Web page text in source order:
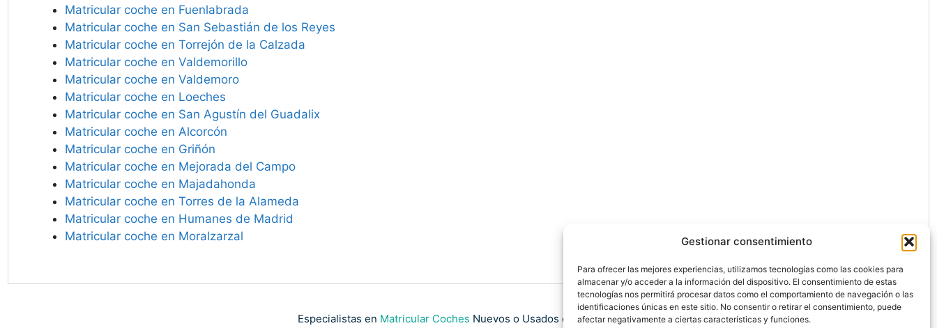
Gestionar consentimiento
Para ofrecer las mejores experiencias, utilizamos tecnologías como las cookies para
almacenar y/o acceder a la información del dispositivo. El consentimiento de estas
tecnologías nos permitirá procesar datos como el comportamiento de navegación o las
identificaciones únicas en este sitio. No consentir o retirar el consentimiento, puede
afectar negativamente a ciertas características y funciones.
Matricular coche en Fuenlabrada
Matricular coche en San Sebastián de los Reyes
Matricular coche en Torrejón de la Calzada
Matricular coche en Valdemorillo
Matricular coche en Valdemoro
Matricular coche en Loeches
Matricular coche en San Agustín del Guadalix
Matricular coche en Alcorcón
Matricular coche en Griñón
Matricular coche en Mejorada del Campo
Matricular coche en Majadahonda
Matricular coche en Torres de la Alameda
Matricular coche en Humanes de Madrid
Matricular coche en Moralzarzal
Especialistas en Matricular Coches Nuevos o Usados de Importación.